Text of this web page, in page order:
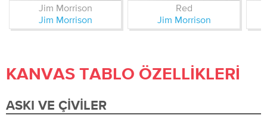
Jim Morrison
Jim Morrison
Red
Jim Morrison
KANVAS TABLO ÖZELLIKLERI
ASKI VE ÇIVILER